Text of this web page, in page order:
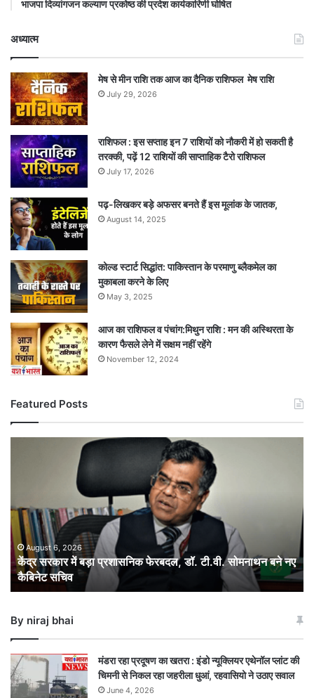
भाजपा दिव्यांगजन कल्याण प्रकोष्ठ की प्रदेश कार्यकारिणी घोषित
अध्यात्म
मेष से मीन राशि तक आज का दैनिक राशिफल मेष राशि
July 29, 2026
राशिफल : इस सप्ताह इन 7 राशियों को नौकरी में हो सकती है
तरक्की, पढ़ें 12 राशियों की साप्ताहिक टैरो राशिफल
July 17, 2026
पढ़-लिखकर बड़े अफसर बनते हैं इस मूलांक के जातक,
August 14, 2025
कोल्ड स्टार्ट सिद्धांत: पाकिस्तान के परमाणु ब्लैकमेल का
मुकाबला करने के लिए
May 3, 2025
आज का राशिफल व पंचांग:मिथुन राशि : मन की अस्थिरता के
कारण फैसले लेने में सक्षम नहीं रहेंगे
November 12, 2024
Featured Posts
फेरबदल,
डॉ.
टी.वी.
सोमनाथन
बने
नए
सचिव
August 6, 2026
केंद्र सरकार में बड़ा प्रशासनिक फेरबदल, डॉ. टी.वी. सोमनाथन बने नए
कैबिनेट सचिव
By niraj bhai
मंडरा रहा प्रदूषण का खतरा : इंडो न्यूक्लियर एथेनॉल प्लांट की
चिमनी से निकल रहा जहरीला धुआं, रहवासियो ने उठाए सवाल
June 4, 2026